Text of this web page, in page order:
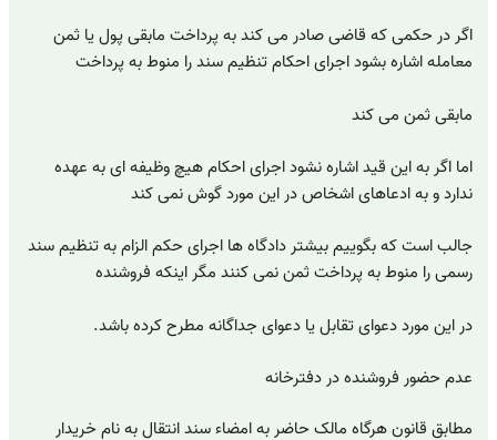
اگر در حکمی که قاضی صادر می کند به پرداخت مابقی پول یا ثمن
معامله اشاره بشود اجرای احکام تنظیم سند را منوط به پرداخت
مابقی ثمن می کند
اما اگر به این قید اشاره نشود اجرای احکام هیچ وظیفه ای به عهده
ندارد و به ادعاهای اشخاص در این مورد گوش نمی کند
جالب است که بگوییم بیشتر دادگاه ها اجرای حکم الزام به تنظیم سند
رسمی را منوط به پرداخت ثمن نمی کنند مگر اینکه فروشنده
در این مورد دعوای تقابل یا دعوای جداگانه مطرح کرده باشد.
عدم حضور فروشنده در دفترخانه
مطابق قانون هر‌گاه مالک حاضر به امضاء سند انتقال به نام خریدار